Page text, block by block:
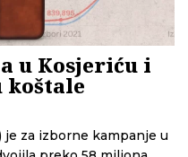
u Kosjeriću i
koštale
je za izborne kampanje u